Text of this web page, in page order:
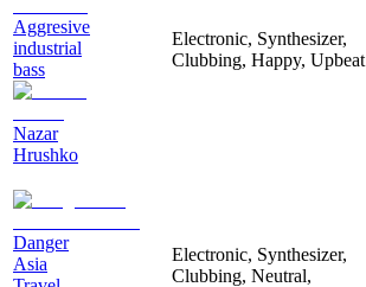
Aggresive
industrial
bass
Nazar
Hrushko
Electronic, Synthesizer,
Clubbing, Happy, Upbeat
Danger
Asia
Electronic, Synthesizer,
Clubbing, Neutral,